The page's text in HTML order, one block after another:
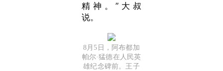
精神。” 大叔
说。
8月5日，阿布都加
帕尔·猛德在人民英
雄纪念碑前。王子